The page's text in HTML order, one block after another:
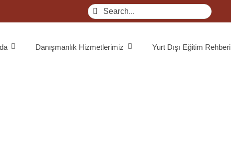
Search
for:
Danışmanlık Hizmetlerimiz Yurt Dışı Eğitim Rehberi